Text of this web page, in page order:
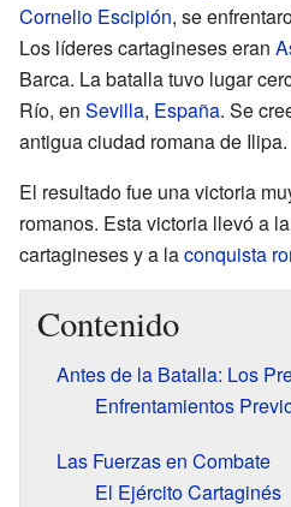
Cornelio Escipión, se
Los líderes cartagineses eran
Barca. La batalla tuvo lugar
Río, en Sevilla, España. Se
antigua ciudad romana de Ilipa.
El resultado fue una victoria
romanos. Esta victoria llevó a
cartagineses y a laconquista
Contenido
Antes de la Batalla: Los
Enfrentamientos
Las Fuerzas en Combate
El Ejército Cartaginés